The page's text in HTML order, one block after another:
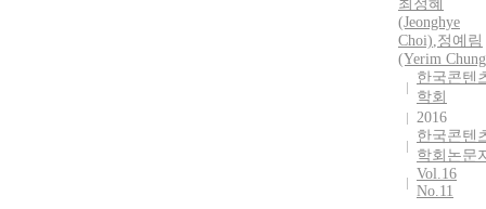
최정혜
(Jeonghye
Choi),정예림
(Yerim
한국콘텐
학회
2016
한국콘텐
학회논문
Vol.16
No.11